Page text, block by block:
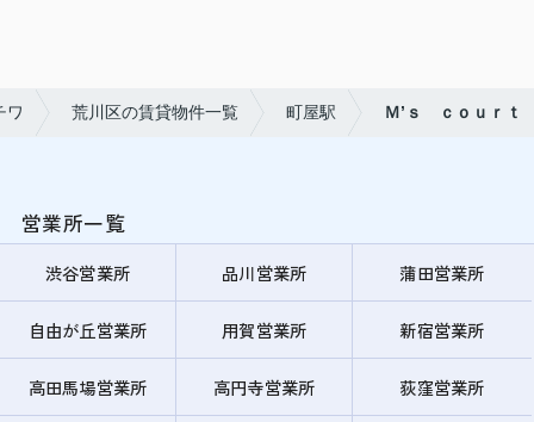
ワ 荒川区の賃貸物件一覧 町屋駅 Ｍ’ｓ ｃｏｕｒｔ
営業所一覧
渋谷営業所 品川営業所 蒲田営業所
自由が丘営業所 用賀営業所 新宿営業所
高田馬場営業所 高円寺営業所 荻窪営業所